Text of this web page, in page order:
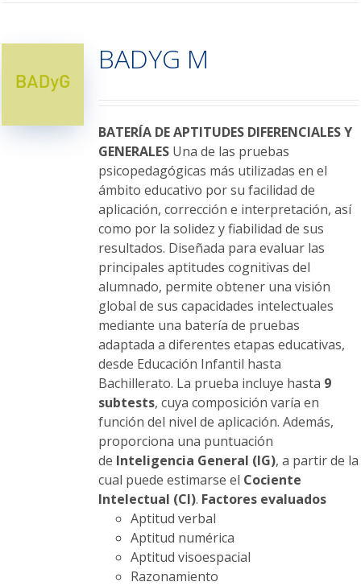
Las
opciones
elegir
en
la
página
de
producto
BADYG M
BATERÍA DE APTITUDES DIFERENCIALES Y
GENERALESUna de las pruebas
psicopedagógicas más utilizadas en el
ámbito educativo por su facilidad de
aplicación, corrección e interpretación, así
como por la solidez y fiabilidad de sus
resultados. Diseñada para evaluar las
principales aptitudes cognitivas del
alumnado, permite obtener una visión
global de sus capacidades intelectuales
mediante una batería de pruebas
adaptada a diferentes etapas educativas,
desde Educación Infantil hasta
Bachillerato. La prueba incluye hasta 9
subtests, cuya composición varía en
función del nivel de aplicación. Además,
proporciona una puntuación
de Inteligencia General (IG), a partir de la
cual puede estimarse el Cociente
Intelectual (CI). Factores evaluados
Aptitud verbal
Aptitud numérica
Aptitud visoespacial
Razonamiento